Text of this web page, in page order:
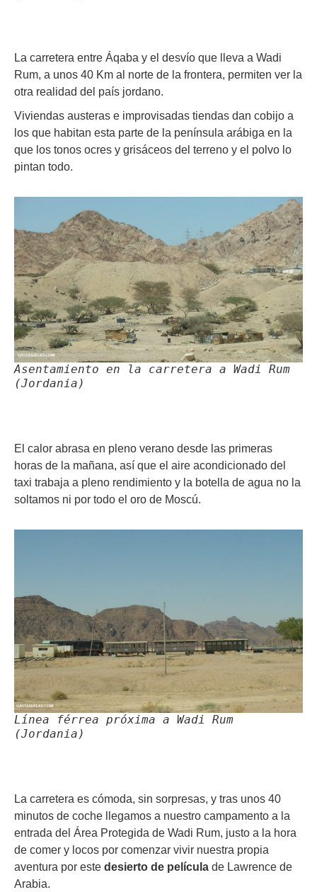
La carretera entre Áqaba y el desvío que lleva a Wadi
Rum, a unos 40 Km al norte de la frontera, permiten ver la
otra realidad del país jordano.
Viviendas austeras e improvisadas tiendas dan cobijo a
los que habitan esta parte de la península arábiga en la
que los tonos ocres y grisáceos del terreno y el polvo lo
pintan todo.
Asentamiento en la carretera a Wadi Rum
(Jordania)
El calor abrasa en pleno verano desde las primeras
horas de la mañana, así que el aire acondicionado del
taxi trabaja a pleno rendimiento y la botella de agua no la
soltamos ni por todo el oro de Moscú.
Línea férrea próxima a Wadi Rum
(Jordania)
La carretera es cómoda, sin sorpresas, y tras unos 40
minutos de coche llegamos a nuestro campamento a la
entrada del Área Protegida de Wadi Rum, justo a la hora
de comer y locos por comenzar vivir nuestra propia
aventura por este desierto de película de Lawrence de
Arabia.